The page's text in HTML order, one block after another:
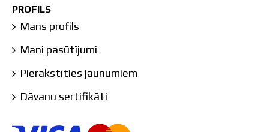
PROFILS
Mans profils
Mani pasūtījumi
Pierakstīties jaunumiem
Dāvanu sertifikāti